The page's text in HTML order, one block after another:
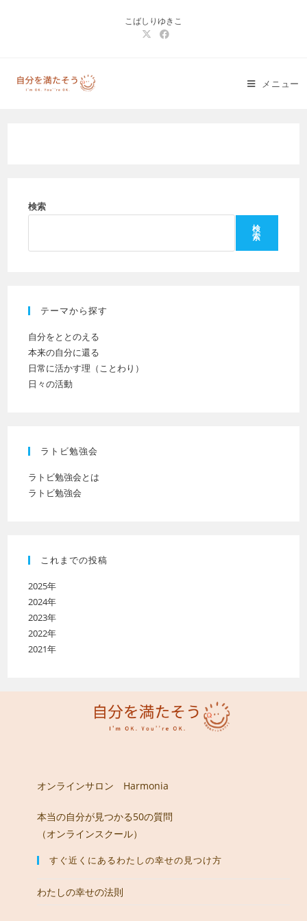
こばしりゆきこ
メニュー
検索
検
索
テーマから探す
自分をととのえる
本来の自分に還る
日常に活かす理（ことわり）
日々の活動
ラトビ勉強会
ラトビ勉強会とは
ラトビ勉強会
これまでの投稿
2025年
2024年
2023年
2022年
2021年
オンラインサロン Harmonia
本当の自分が見つかる50の質問
（オンラインスクール）
すぐ近くにあるわたしの幸せの見つけ方
わたしの幸せの法則